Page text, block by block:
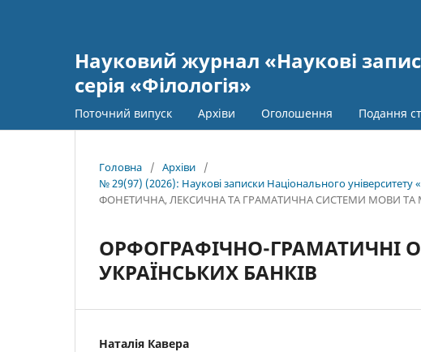
Науковий журнал «Наукові
серія «Філологія»
Поточний випуск Архіви Оголошення Подання
Головна / Архіви
/
№ 29(97) (2026): Наукові записки Національного університету
ФОНЕТИЧНА, ЛЕКСИЧНА ТА ГРАМАТИЧНА СИСТЕМИ МОВИ ТА
ОРФОГРАФІЧНО-ГРАМАТИЧНІ
УКРАЇНСЬКИХ БАНКІВ
Наталія Кавера